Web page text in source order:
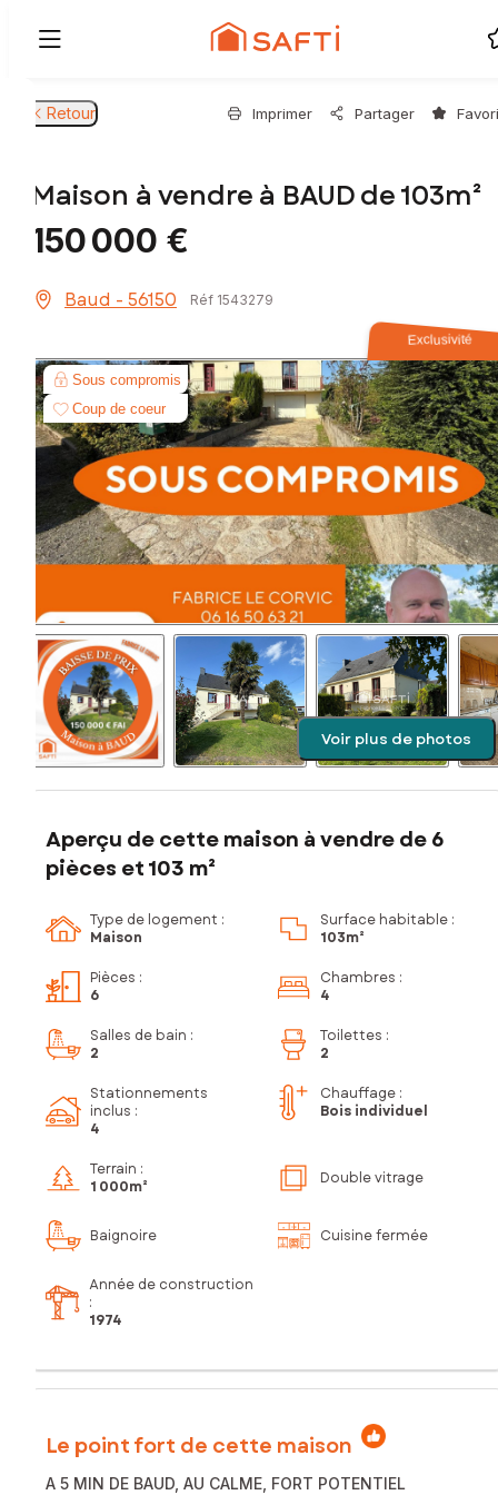
Retour Imprimer Partager
Maison à vendre à BAUD de 103m²
150 000 €
Baud - 56150 Réf 1543279
Exclusivité
Sous compromis
Coup de coeur
Voir plus de photos
Aperçu de cette maison à vendre de 6
pièces et 103 m²
Type de logement :
Maison
Surface habitable :
103m²
Pièces :
6
Chambres :
4
Salles de bain :
2
Toilettes :
2
Stationnements
inclus :
4
Chauffage :
Bois individuel
Terrain :
1 000m²
Double vitrage
Baignoire Cuisine fermée
Année de construction
:
1974
Le point fort de cette maison
A 5 MIN DE BAUD, AU CALME, FORT POTENTIEL